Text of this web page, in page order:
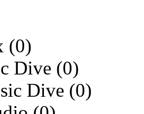
(0)
Dive (0)
Dive (0)